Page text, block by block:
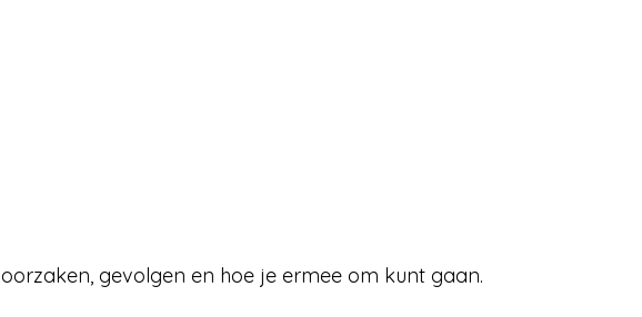
gevolgen en hoe je ermee om kunt gaan.